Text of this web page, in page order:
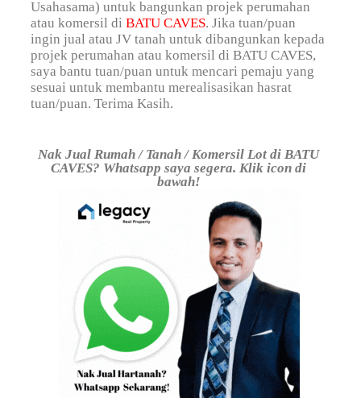
Usahasama) untuk bangunkan projek perumahan
atau komersil diBATU CAVES. Jika tuan/puan
ingin jual atau JV tanah untuk dibangunkan kepada
projek perumahan atau komersil di BATU CAVES,
saya bantu tuan/puan untuk mencari pemaju yang
sesuai untuk membantu merealisasikan hasrat
tuan/puan. Terima Kasih.
Nak Jual Rumah / Tanah / Komersil Lot di BATU
CAVES? Whatsapp saya segera. Klik icon di
bawah!